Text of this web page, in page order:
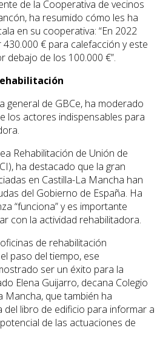
de la Cooperativa de vecinos
ha resumido cómo les ha
en su cooperativa: “En 2022
€ para calefacción y este
debajo de los 100.000 €”.
general de GBCe, ha moderado
los actores indispensables para
Rehabilitación de Unión de
ha destacado que la gran
en Castilla-La Mancha han
del Gobierno de España. Ha
“funciona” y es importante
con la actividad rehabilitadora.
de rehabilitación
paso del tiempo, ese
ser un éxito para la
Elena Guijarro, decana Colegio
Mancha, que también ha
libro de edificio para informar a
de las actuaciones de